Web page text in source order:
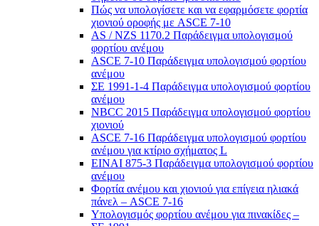
Πώς να υπολογίσετε και να εφαρμόσετε φορτία
χιονιού οροφής με ASCE 7-10
AS / NZS 1170.2 Παράδειγμα υπολογισμού
φορτίου ανέμου
ASCE 7-10 Παράδειγμα υπολογισμού φορτίου
ανέμου
ΣΕ 1991-1-4 Παράδειγμα υπολογισμού φορτίου
ανέμου
NBCC 2015 Παράδειγμα υπολογισμού φορτίου
χιονιού
ASCE 7-16 Παράδειγμα υπολογισμού φορτίου
ανέμου για κτίριο σχήματος L
ΕΙΝΑΙ 875-3 Παράδειγμα υπολογισμού φορτίου
ανέμου
Φορτία ανέμου και χιονιού για επίγεια ηλιακά
πάνελ – ASCE 7-16
Υπολογισμός φορτίου ανέμου για πινακίδες –